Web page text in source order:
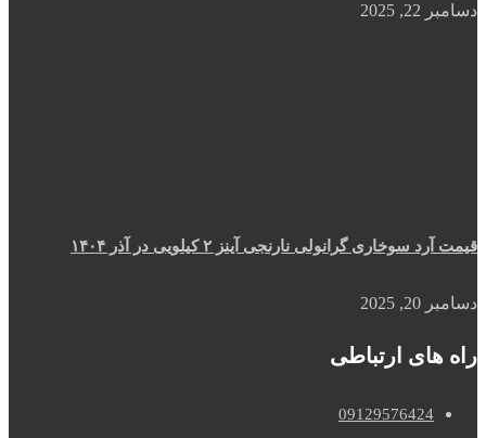
دسامبر 22, 2025
قیمت آرد سوخاری گرانولی نارنجی آینز ۲ کیلویی در آذر ۱۴۰۴
دسامبر 20, 2025
راه های ارتباطی
09129576424